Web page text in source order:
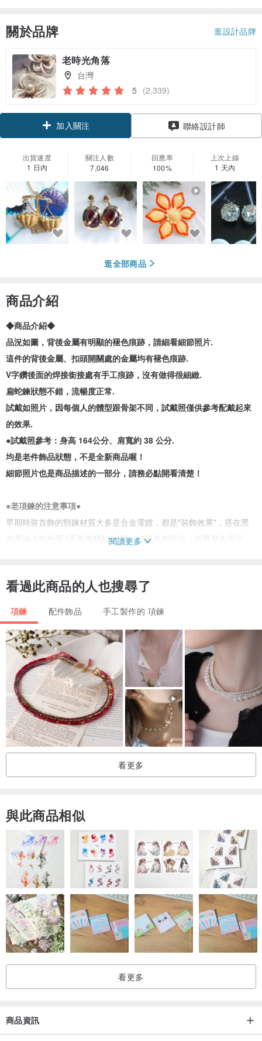
關於品牌 逛設計品牌
老時光角落
台灣
5 (2,339)
加入關注 聯絡設計師
出貨速度
1 日內
關注人數
7,046
回應率
100%
上次上線
1 天內
逛全部商品
商品介紹
◆商品介紹◆
品況如圖，背後金屬有明顯的褪色痕跡，請細看細節照片.
這件的背後金屬、扣頭開關處的金屬均有褪色痕跡.
V字鑽後面的焊接銜接處有手工痕跡，沒有做得很細緻.
扁蛇鍊狀態不錯，流暢度正常.
試戴如照片，因每個人的體型跟骨架不同，試戴照僅供參考配戴起來
的效果.
●試戴照參考：身高 164公分、肩寬約 38 公分.
均是老件飾品狀態，不是全新商品喔！
細節照片也是商品描述的一部分，請務必點開看清楚！
●老項鍊的注意事項●
早期時裝首飾的頸鍊材質大多是合金電鍍，都是"裝飾效果"，搭在黑
色蕾絲上衣外面 (不會接觸到皮膚)、或單戴都可以，但應避免流汗、
●標記：無
●商品來源：美國
●尺寸：V字墜約 2 x 1.5 (cm)，整條鍊子含 V 字墜全長約 45 (cm)
(照片均有放大效果，請注意尺寸標示)
材質 : 合金+萊茵讚
(金屬非純銀純金，易過敏體質請斟酌購買)
..
《購買需知》
★請看清細節照片、商品資訊再謹慎下單，若您擔心跟認知有差距，
請勿購買！以免浪費彼此時間！感恩！
★ 此件是西洋古董老件飾品，非全新商品，照片均是實物、自然光下
感"，請務必看好每張照片。
★ 請斟酌自己能否接受老飾品這些年代小瑕疵再行購買。
..
● 請看清楚商品敘述的尺寸、品況，自行斟酌大小是否合適，不要看
到美美的照片就衝動的下單了，感謝配合！
●若您選擇老飾品當作禮物，請衡量對方是否接受這樣的老物件。
有些微瑕疵、有些微使用痕跡...這都是可能會有的狀況，若您的送禮
對象無法接受，請您到 pinkoi 平台選購其他品牌"全新"的商品當作
禮物。
..
善包裝。
閱讀更多
看過此商品的人也搜尋了
項鍊 配件飾品 手工製作的 項鍊
看更多
與此商品相似
看更多
商品資訊